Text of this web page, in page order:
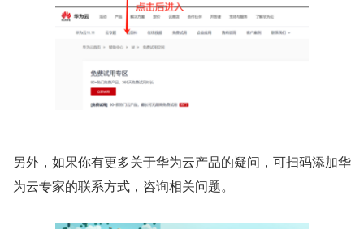
另外，如果你有更多关于华为云产品的疑问，可扫码添加华
为云专家的联系方式，咨询相关问题。